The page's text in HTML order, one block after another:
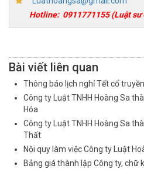
Hotline: 0911771155(Luật sư
Bài viết liên quan
Thông báo lịch nghỉ Tết cổ
Công ty Luật TNHH Hoàng Sa
Hóa
Công ty Luật TNHH Hoàng Sa
Thất
Nội quy làm việc Công ty Luật
Bảng giá thành lập Công ty, chữ